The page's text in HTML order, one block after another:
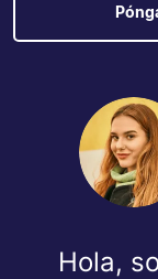
Hola,